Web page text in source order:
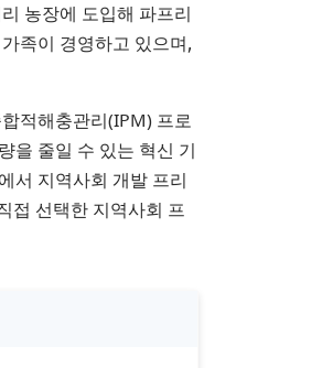
농장에 도입해 파프리
족이 경영하고 있으며,
적해충관리(IPM) 프로
을 줄일 수 있는 혁신 기
서 지역사회 개발 프리
선택한 지역사회 프